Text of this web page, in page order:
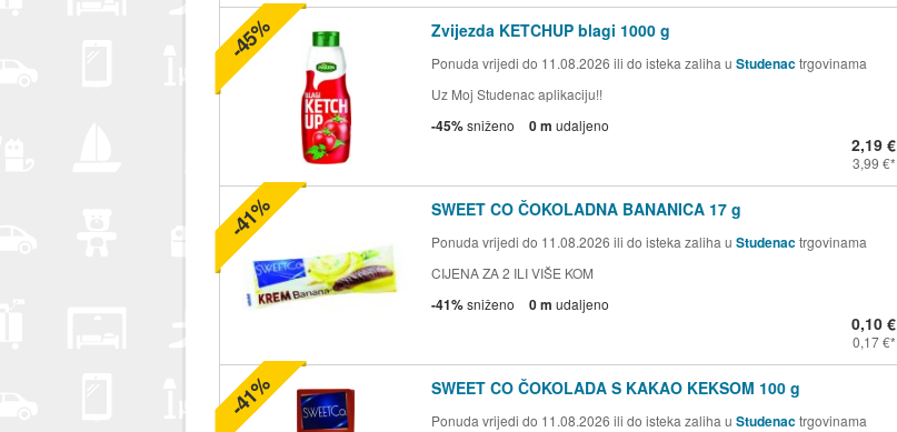
Zvijezda KETCHUP blagi 1000 g
Ponuda vrijedi do 11.08.2026 ili do isteka zaliha u Studenactrgovinama
Uz Moj Studenac aplikaciju!!
-45%sniženo 0 m udaljeno
2,19 €
3,99 €
-45%
SWEET CO ČOKOLADNA BANANICA 17 g
Ponuda vrijedi do 11.08.2026 ili do isteka zaliha u Studenactrgovinama
CIJENA ZA 2 ILI VIŠE KOM
-41%sniženo 0 m udaljeno
0,10 €
0,17 €
-41%
SWEET CO ČOKOLADA S KAKAO KEKSOM 100 g
Ponuda vrijedi do 11.08.2026 ili do isteka zaliha u Studenactrgovinama
-41%